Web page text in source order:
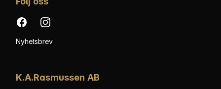
FacebookInstagram
Nyhetsbrev
K.A.Rasmussen AB